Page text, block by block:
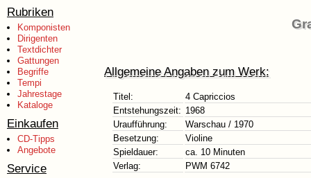
Rubriken
Komponisten
Dirigenten
Textdichter
Gattungen
Begriffe
Tempi
Jahrestage
Kataloge
Einkaufen
CD-Tipps
Angebote
Service
Allgemeine Angaben zum Werk:
Titel:
4 Capriccios
Entstehungszeit: 1968
Uraufführung:
Warschau / 1970
Besetzung:
Violine
Spieldauer:
ca. 10 Minuten
Verlag:
PWM 6742